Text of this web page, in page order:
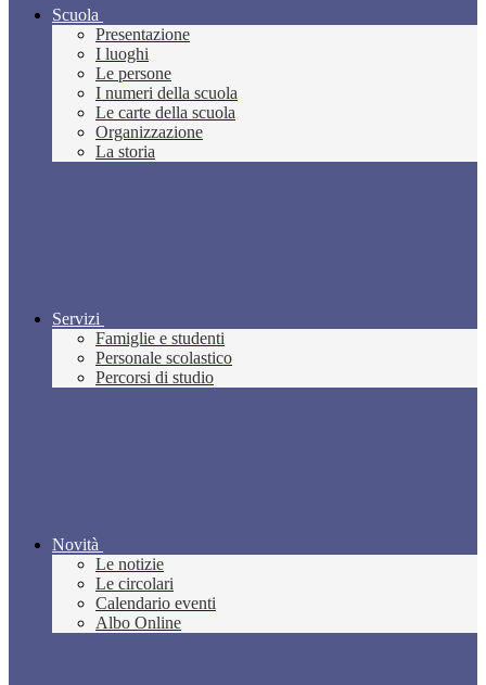
Scuola
Presentazione
I luoghi
Le persone
I numeri della scuola
Le carte della scuola
Organizzazione
La storia
Servizi
Famiglie e studenti
Personale scolastico
Percorsi di studio
Novità
Le notizie
Le circolari
Calendario eventi
Albo Online